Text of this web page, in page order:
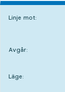
Linje mot:
Avgår:
Läge:
LÄGE,
,